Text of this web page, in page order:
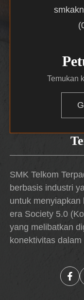
SMK Telkom
berbasis industri
untuk menyiapkan
era Society 5.0
yang melibatkan
konektivitas dalam
Temukan